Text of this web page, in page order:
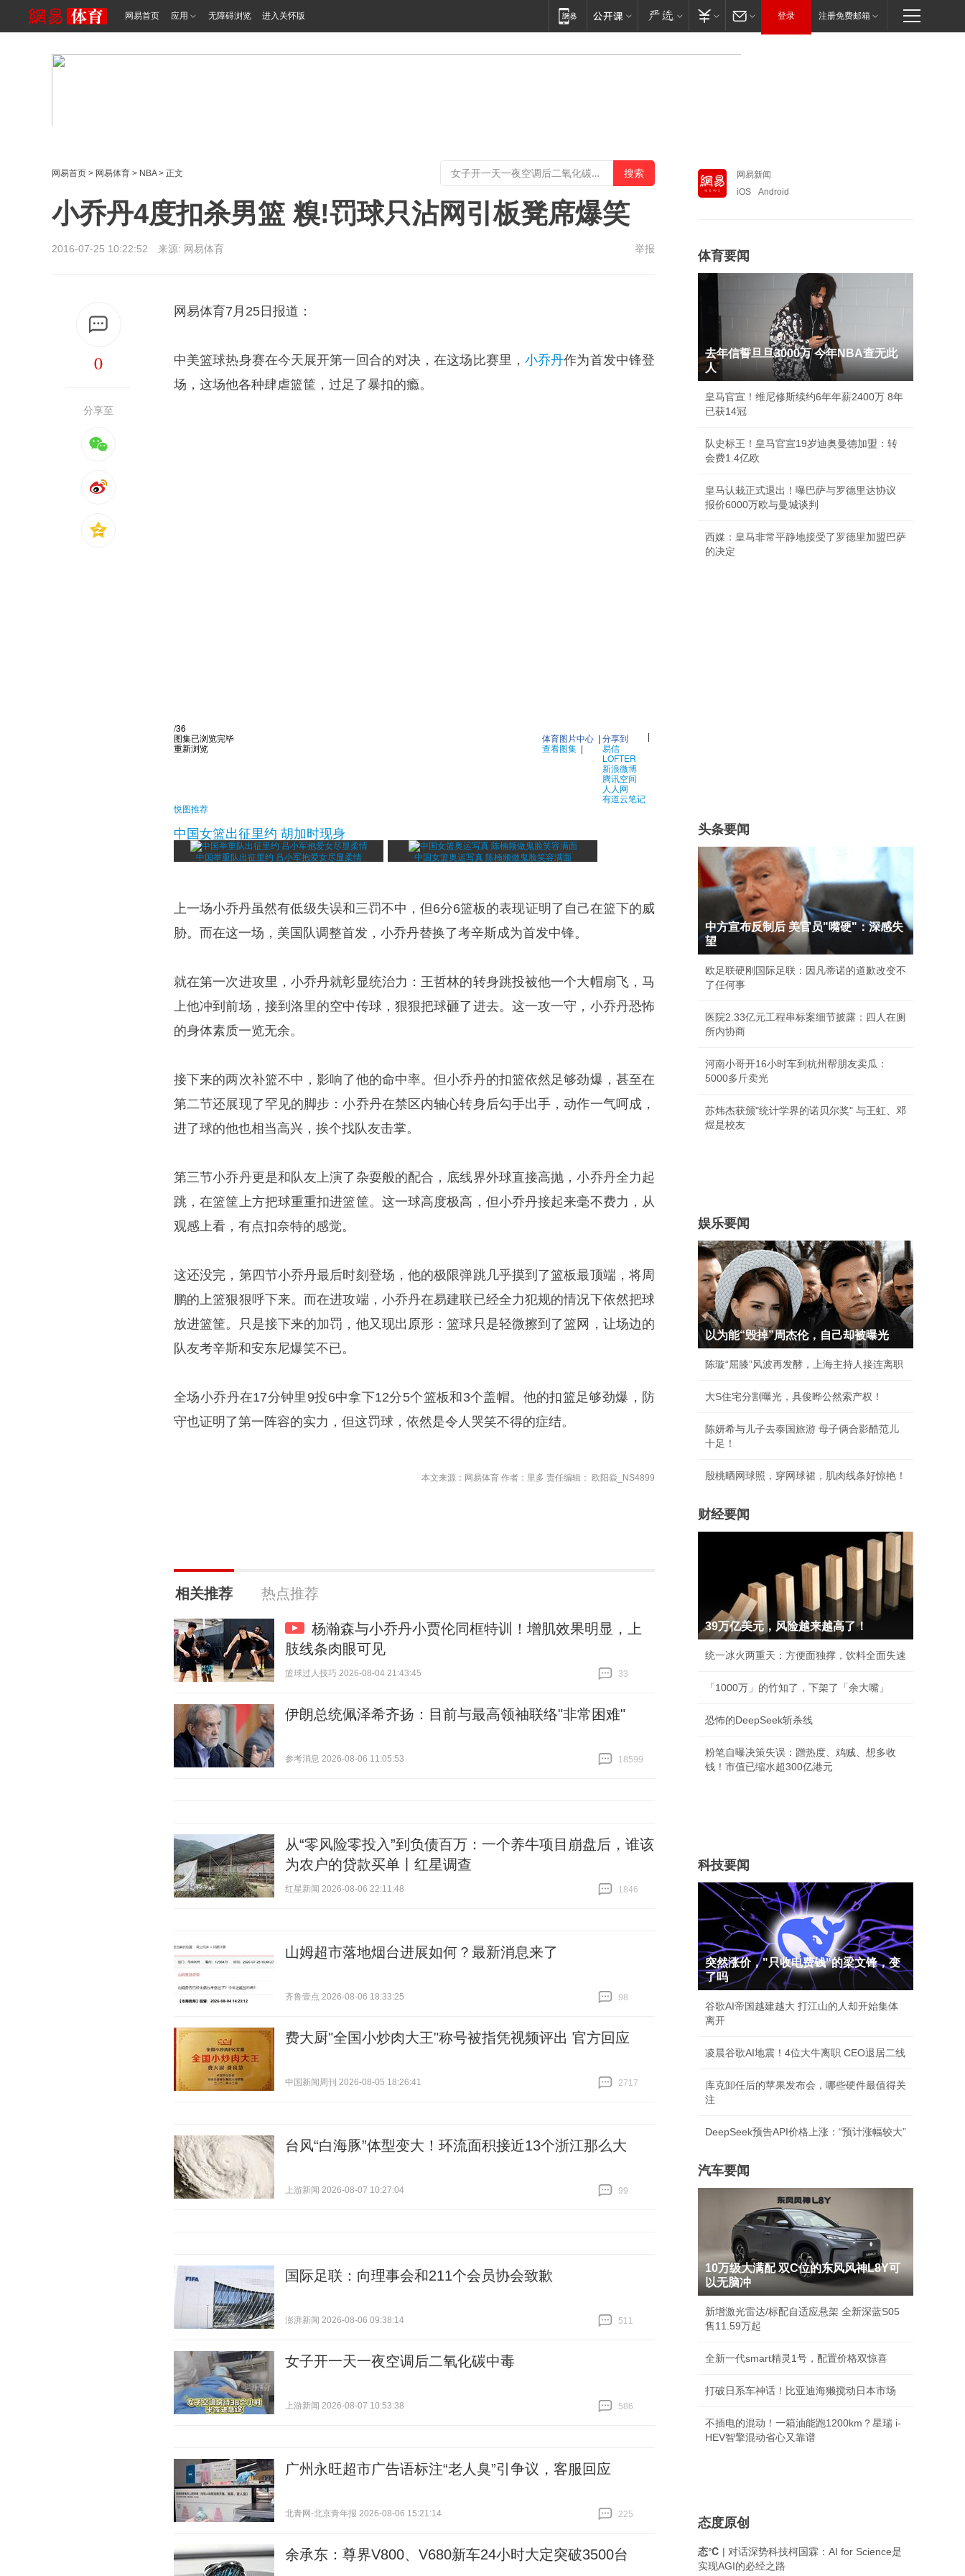
网易首页 应用 无障碍浏览 进入关怀版 登录 注册免费邮箱
网易首页 > 网易体育 > NBA> 正文
小乔丹4度扣杀男篮 糗!罚球只沾网引板凳席爆笑
2016-07-25 10:22:52 来源: 网易体育 举报
0
分享至
网易体育7月25日报道：
中美篮球热身赛在今天展开第一回合的对决，在这场比赛里， 小乔丹作为首发中锋登
场，这场他各种肆虐篮筐，过足了暴扣的瘾。
/36
|
分享到
易信
LOFTER
新浪微博
腾讯空间
人人网
有道云笔记
体育图片中心 |
查看图集 |
图集已浏览完毕
重新浏览
悦图推荐
中国女篮出征里约 胡加时现身
中国举重队出征里约 吕小军抱爱女尽显柔情 中国女篮奥运写真 陈楠频做鬼脸笑容满面
上一场小乔丹虽然有低级失误和三罚不中，但6分6篮板的表现证明了自己在篮下的威
胁。而在这一场，美国队调整首发，小乔丹替换了考辛斯成为首发中锋。
就在第一次进攻里，小乔丹就彰显统治力：王哲林的转身跳投被他一个大帽扇飞，马
上他冲到前场，接到洛里的空中传球，狠狠把球砸了进去。这一攻一守，小乔丹恐怖
的身体素质一览无余。
接下来的两次补篮不中，影响了他的命中率。但小乔丹的扣篮依然足够劲爆，甚至在
第二节还展现了罕见的脚步：小乔丹在禁区内轴心转身后勾手出手，动作一气呵成，
进了球的他也相当高兴，挨个找队友击掌。
第三节小乔丹更是和队友上演了杂耍般的配合，底线界外球直接高抛，小乔丹全力起
跳，在篮筐上方把球重重扣进篮筐。这一球高度极高，但小乔丹接起来毫不费力，从
观感上看，有点扣奈特的感觉。
这还没完，第四节小乔丹最后时刻登场，他的极限弹跳几乎摸到了篮板最顶端，将周
鹏的上篮狠狠呼下来。而在进攻端，小乔丹在易建联已经全力犯规的情况下依然把球
放进篮筐。只是接下来的加罚，他又现出原形：篮球只是轻微擦到了篮网，让场边的
队友考辛斯和安东尼爆笑不已。
全场小乔丹在17分钟里9投6中拿下12分5个篮板和3个盖帽。他的扣篮足够劲爆，防
守也证明了第一阵容的实力，但这罚球，依然是令人哭笑不得的症结。
本文来源：网易体育 作者：里多 责任编辑： 欧阳焱_NS4899
相关推荐 热点推荐
杨瀚森与小乔丹小贾伦同框特训！增肌效果明显，上
肢线条肉眼可见
篮球过人技巧 2026-08-04 21:43:45
33
伊朗总统佩泽希齐扬：目前与最高领袖联络"非常困难"
参考消息 2026-08-06 11:05:53
18599
从“零风险零投入”到负债百万：一个养牛项目崩盘后，谁该
为农户的贷款买单丨红星调查
红星新闻 2026-08-06 22:11:48
1846
山姆超市落地烟台进展如何？最新消息来了
齐鲁壹点 2026-08-06 18:33:25
98
费大厨"全国小炒肉大王"称号被指凭视频评出 官方回应
中国新闻周刊 2026-08-05 18:26:41
2717
台风“白海豚”体型变大！环流面积接近13个浙江那么大
上游新闻 2026-08-07 10:27:04
99
国际足联：向理事会和211个会员协会致歉
澎湃新闻 2026-08-06 09:38:14
511
女子开一天一夜空调后二氧化碳中毒
上游新闻 2026-08-07 10:53:38
586
广州永旺超市广告语标注“老人臭”引争议，客服回应
北青网-北京青年报 2026-08-06 15:21:14
225
余承东：尊界V800、V680新车24小时大定突破3500台
网易新闻
iOS
Android
体育要闻
去年信誓旦旦3000万 今年NBA查无此
人
皇马官宣！维尼修斯续约6年年薪2400万 8年
已获14冠
队史标王！皇马官宣19岁迪奥曼德加盟：转
会费1.4亿欧
皇马认栽正式退出！曝巴萨与罗德里达协议
报价6000万欧与曼城谈判
西媒：皇马非常平静地接受了罗德里加盟巴萨
的决定
头条要闻
中方宣布反制后 美官员"嘴硬"：深感失
望
欧足联硬刚国际足联：因凡蒂诺的道歉改变不
了任何事
医院2.33亿元工程串标案细节披露：四人在厕
所内协商
河南小哥开16小时车到杭州帮朋友卖瓜：
5000多斤卖光
苏炜杰获颁"统计学界的诺贝尔奖" 与王虹、邓
煜是校友
娱乐要闻
以为能“毁掉”周杰伦，自己却被曝光
陈璇“屈膝”风波再发酵，上海主持人接连离职
大S住宅分割曝光，具俊晔公然索产权！
陈妍希与儿子去泰国旅游 母子俩合影酷范儿
十足！
殷桃晒网球照，穿网球裙，肌肉线条好惊艳！
财经要闻
39万亿美元，风险越来越高了！
统一冰火两重天：方便面独撑，饮料全面失速
「1000万」的竹知了，下架了「余大嘴」
恐怖的DeepSeek斩杀线
粉笔自曝决策失误：蹭热度、鸡贼、想多收
钱！市值已缩水超300亿港元
科技要闻
突然涨价，"只收电费钱"的梁文锋，变
了吗
谷歌AI帝国越建越大 打江山的人却开始集体
离开
凌晨谷歌AI地震！4位大牛离职 CEO退居二线
库克卸任后的苹果发布会，哪些硬件最值得关
注
DeepSeek预告API价格上涨：“预计涨幅较大”
汽车要闻
10万级大满配 双C位的东风风神L8Y可
以无脑冲
新增激光雷达/标配自适应悬架 全新深蓝S05
售11.59万起
全新一代smart精灵1号，配置价格双惊喜
打破日系车神话！比亚迪海獭搅动日本市场
不插电的混动！一箱油能跑1200km？星瑞 i-
HEV智擎混动省心又靠谱
态度原创
态℃ | 对话深势科技柯国霖：AI for Science是
实现AGI的必经之路